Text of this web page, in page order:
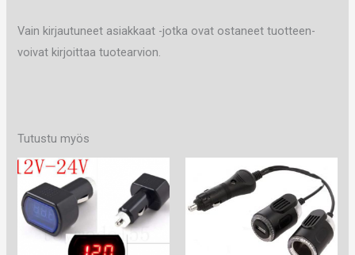
Vain kirjautuneet asiakkaat -jotka ovat ostaneet tuotteen-
voivat kirjoittaa tuotearvion.
Tutustu myös